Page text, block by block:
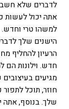
לדברים שלא
אתה יכול לעשות
למשהו טרי וחדש.
הישנים שלך
הרעיון להחליף
חדש. וילונות
מגיעים
חוזר, תוכל
שלך. בנוסף, אתה